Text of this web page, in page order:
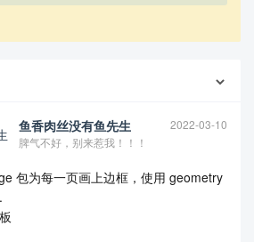
鱼香肉丝没有鱼先生
2022-03-10
脾气不好，别来惹我！！！
包为每一页画上边框，使用 geometry